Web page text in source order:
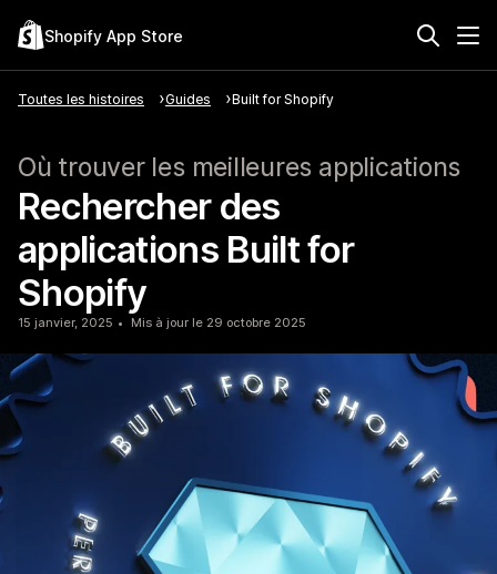
Shopify App Store
Toutes les histoires Guides Built for Shopify
Où trouver les meilleures applications
Rechercher des
applications Built for
Shopify
15 janvier, 2025 Mis à jour le 29 octobre 2025